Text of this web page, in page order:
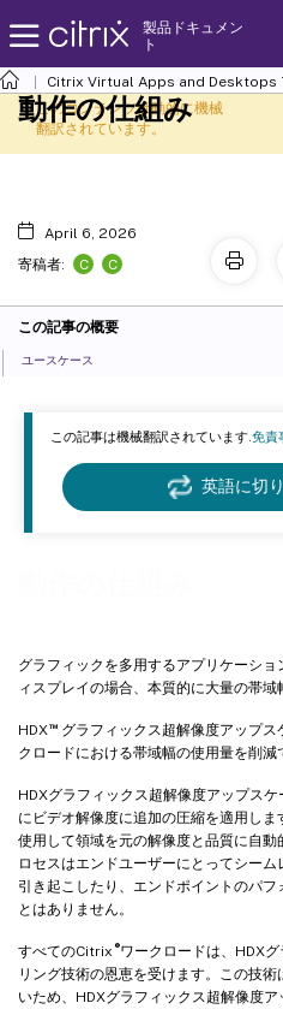
製品ドキュメン
ト
Citrix Virtual Apps and Desktops
この記事は機械翻訳されています.免責
英語に切
グラフィックを多用するアプリケーシ
ィスプレイの場合、本質的に大量の帯域
HDX™グラフィックス超解像度アップス
クロードにおける帯域幅の使用量を削減
HDXグラフィックス超解像度アップス
にビデオ解像度に追加の圧縮を適用し
使用して領域を元の解像度と品質に自
ロセスはエンドユーザーにとってシー
引き起こしたり、エンドポイントのパ
とはありません。
すべてのCitrix ®ワークロードは、HDX
リング技術の恩恵を受けます。この技
いため、HDXグラフィックス超解像度
このコンテンツは動的に機械
翻訳されています。
動作の仕組み
April 6, 2026
寄稿者:
C C
この記事の概要
ユースケース